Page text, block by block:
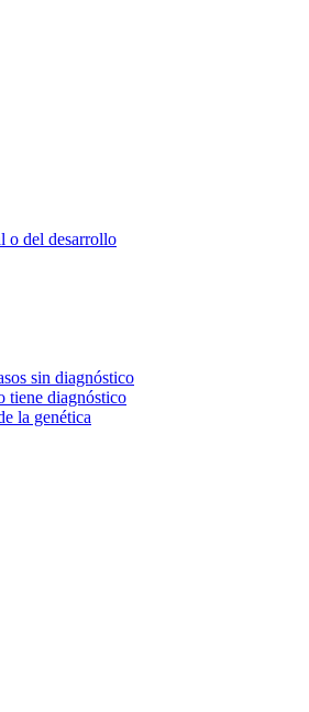
o del desarrollo
sin diagnóstico
tiene diagnóstico
la genética